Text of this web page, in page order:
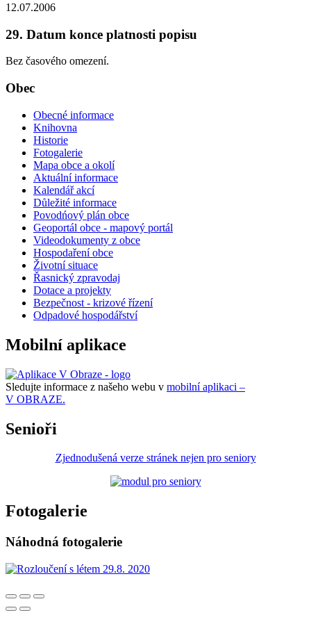
12.07.2006
29. Datum konce platnosti popisu
Bez časového omezení.
Obec
Obecné informace
Knihovna
Historie
Fotogalerie
Mapa obce a okolí
Aktuální informace
Kalendář akcí
Důležité informace
Povodńový plán obce
Geoportál obce - mapový portál
Videodokumenty z obce
Hospodaření obce
Životní situace
Řasnický zpravodaj
Dotace a projekty
Bezpečnost - krizové řízení
Odpadové hospodářství
Mobilní aplikace
Sledujte informace z našeho webu v mobilní aplikaci –
V OBRAZE.
Senioři
Zjednodušená verze stránek nejen pro seniory
Fotogalerie
Náhodná fotogalerie